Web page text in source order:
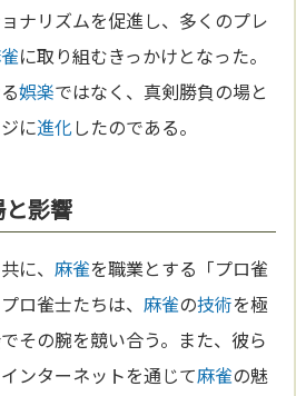
ナリズムを促進し、多くのプレ
に取り組むきっかけとなった。
娯楽ではなく、真剣勝負の場と
に進化したのである。
影響
に、麻雀を職業とする「プロ雀
ロ雀士たちは、麻雀の技術を極
その腕を競い合う。また、彼ら
ンターネットを通じて麻雀の魅